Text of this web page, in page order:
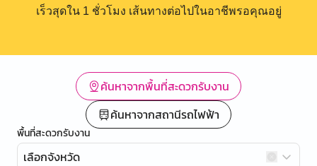
เร็วสุดใน 1 ชั่วโมง เส้นทางต่อไปในอาชีพรอคุณอยู่
ค้นหาจากพื้นที่สะดวกรับงาน
ค้นหาจากสถานีรถไฟฟ้า
พื้นที่สะดวกรับงาน
เลือกจังหวัด